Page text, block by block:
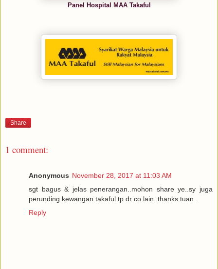
Panel Hospital MAA Takaful
Share
1 comment:
Anonymous November 28, 2017 at 11:03 AM
sgt bagus & jelas penerangan..mohon share ye..sy juga
perunding kewangan takaful tp dr co lain..thanks tuan..
Reply